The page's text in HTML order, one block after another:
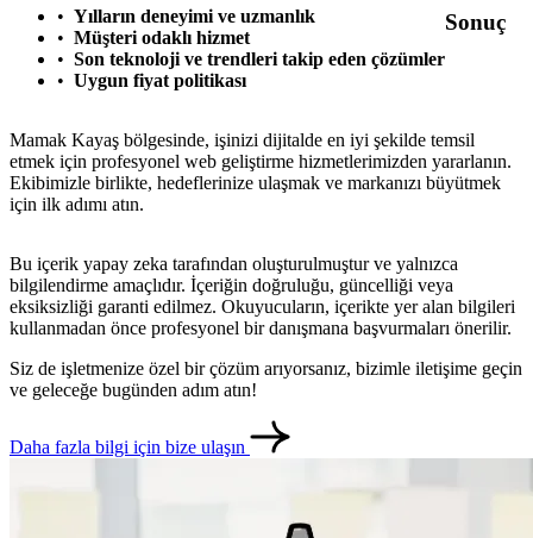
İletişim
Yılların deneyimi ve uzmanlık
Müşteri odaklı hizmet
Son teknoloji ve trendleri takip eden çözümler
Uygun fiyat politikası
Sonuç
Mamak Kayaş bölgesinde, işinizi dijitalde en iyi şekilde temsil
etmek için profesyonel web geliştirme hizmetlerimizden yararlanın.
Ekibimizle birlikte, hedeflerinize ulaşmak ve markanızı büyütmek
için ilk adımı atın.
Bu içerik yapay zeka tarafından oluşturulmuştur ve yalnızca
bilgilendirme amaçlıdır. İçeriğin doğruluğu, güncelliği veya
eksiksizliği garanti edilmez. Okuyucuların, içerikte yer alan bilgileri
kullanmadan önce profesyonel bir danışmana başvurmaları önerilir.
Siz de işletmenize özel bir çözüm arıyorsanız, bizimle iletişime geçin
ve geleceğe bugünden adım atın!
Daha fazla bilgi için bize ulaşın